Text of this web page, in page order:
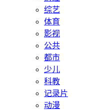
综艺
体育
影视
公共
都市
少儿
科教
记录片
动漫